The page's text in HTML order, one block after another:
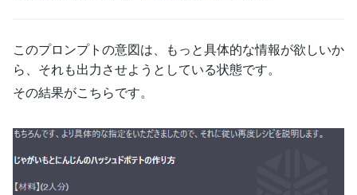
このプロンプトの意図は、もっと具体的な情報が欲しいか
ら、それも出力させようとしている状態です。
その結果がこちらです。